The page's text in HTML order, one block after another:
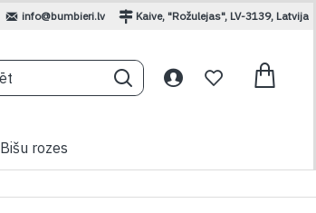
info@bumbieri.lv Kaive, "Rožulejas", LV-3139, Latvija
Bišu rozes